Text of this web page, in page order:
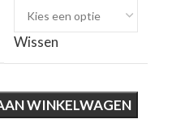
Wissen
WINKELWAGEN